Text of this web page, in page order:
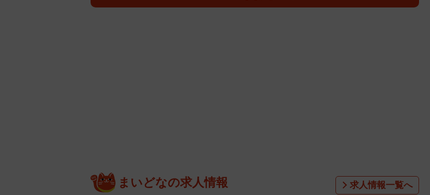
まいどなの求人情報 求人情報一覧へ